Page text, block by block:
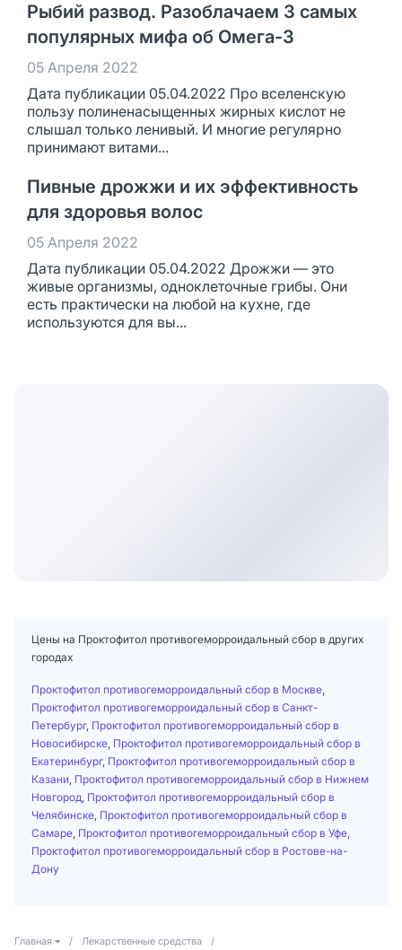
Рыбий развод. Разоблачаем 3 самых
популярных мифа об Омега-3
05 Апреля 2022
Дата публикации 05.04.2022 Про вселенскую
пользу полиненасыщенных жирных кислот не
слышал только ленивый. И многие регулярно
принимают витами...
Пивные дрожжи и их эффективность
для здоровья волос
05 Апреля 2022
Дата публикации 05.04.2022 Дрожжи — это
живые организмы, одноклеточные грибы. Они
есть практически на любой на кухне, где
используются для вы...
Цены на Проктофитол противогеморроидальный сбор в других
городах
Проктофитол противогеморроидальный сбор в Москве
Проктофитол противогеморроидальный сбор в Санкт-
Петербург, Проктофитол противогеморроидальный сбор в
Новосибирске Проктофитол противогеморроидальный сбор в
Екатеринбург, Проктофитол противогеморроидальный сбор в
Казани Проктофитол противогеморроидальный сбор в Нижнем
Новгород Проктофитол противогеморроидальный сбор в
Челябинске Проктофитол противогеморроидальный сбор в
Самаре Проктофитол противогеморроидальный сбор в Уфе
Проктофитол противогеморроидальный сбор в Ростове-на-
Дону
Главная / Лекарственные средства
/